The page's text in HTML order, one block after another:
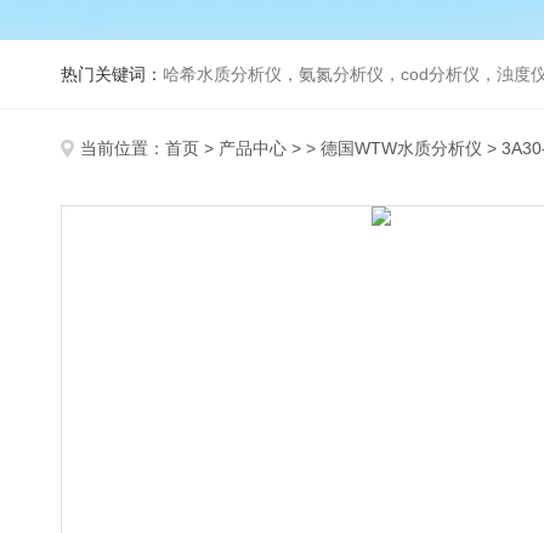
热门关键词： 哈希水质分析仪，氨氮分析仪，cod分析仪，浊度
当前位置： 首页 > 产品中心 > > 德国WTW水质分析仪 >